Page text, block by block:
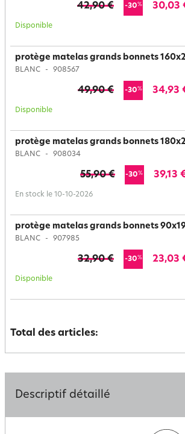
42,90 € -30% 30,03
Disponible
protège matelas grands bonnets
BLANC 908567
49,90 € -30% 34,93
Disponible
protège matelas grands bonnets
BLANC 908034
55,90 € -30% 39,13
En stock le 10-10-2026
protège matelas grands bonnets
BLANC 907985
32,90 € -30% 23,03
Disponible
Total des articles:
Descriptif détaillé